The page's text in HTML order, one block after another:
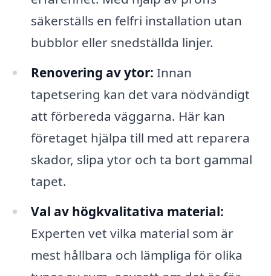
säkerställs en felfri installation utan
bubblor eller snedställda linjer.
Renovering av ytor: Innan
tapetsering kan det vara nödvändigt
att förbereda väggarna. Här kan
företaget hjälpa till med att reparera
skador, slipa ytor och ta bort gammal
tapet.
Val av högkvalitativa material:
Experten vet vilka material som är
mest hållbara och lämpliga för olika